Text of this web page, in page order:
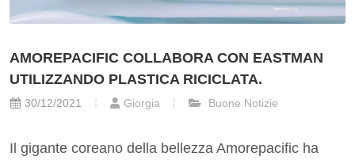
AMOREPACIFIC COLLABORA CON EASTMAN
UTILIZZANDO PLASTICA RICICLATA.
30/12/2021 Giorgia Buone Notizie
Il gigante coreano della bellezza Amorepacific ha